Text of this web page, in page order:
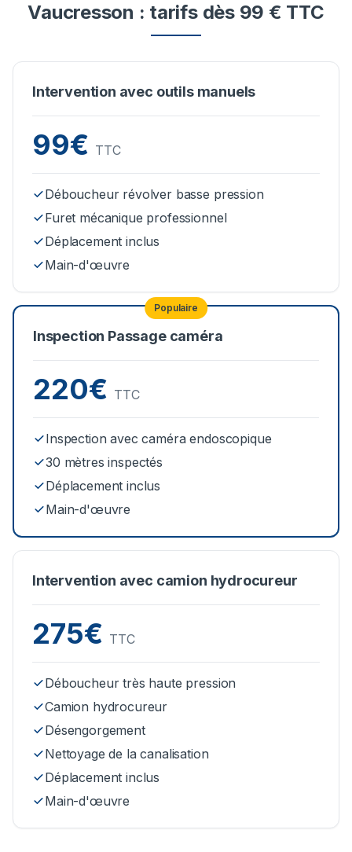
Vaucresson : tarifs dès 99 € TTC
Intervention avec outils manuels
99€ TTC
Déboucheur révolver basse pression
Furet mécanique professionnel
Déplacement inclus
Main-d'œuvre
Populaire
Inspection Passage caméra
220€ TTC
Inspection avec caméra endoscopique
30 mètres inspectés
Déplacement inclus
Main-d'œuvre
Intervention avec camion hydrocureur
275€ TTC
Déboucheur très haute pression
Camion hydrocureur
Désengorgement
Nettoyage de la canalisation
Déplacement inclus
Main-d'œuvre